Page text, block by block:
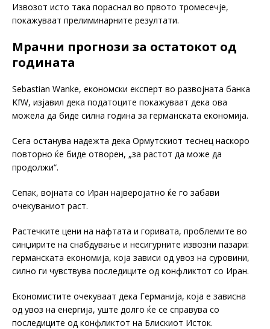
Извозот исто така пораснал во првото тромесечје,
покажуваат прелиминарните резултати.
Мрачни прогнози за остатокот од
годината
Sebastian Wanke, економски експерт во развојната банка
KfW, изјавил дека податоците покажуваат дека ова
можела да биде силна година за германската економија.
Сега останува надежта дека Ормутскиот теснец наскоро
повторно ќе биде отворен, „за растот да може да
продолжи“.
Сепак, војната со Иран најверојатно ќе го забави
очекуваниот раст.
Растечките цени на нафтата и горивата, проблемите во
синџирите на снабдување и несигурните извозни пазари:
германската економија, која зависи од увоз на суровини,
силно ги чувствува последиците од конфликтот со Иран.
Економистите очекуваат дека Германија, која е зависна
од увоз на енергија, уште долго ќе се справува со
последиците од конфликтот на Блискиот Исток.